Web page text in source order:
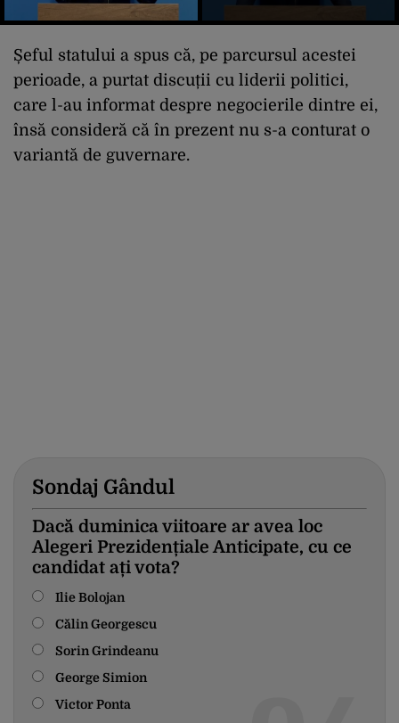
Șeful statului a spus că, pe parcursul acestei
perioade, a purtat discuții cu liderii politici,
care l-au informat despre negocierile dintre ei,
însă consideră că în prezent nu s-a conturat o
variantă de guvernare.
Sondaj Gândul
Dacă duminica viitoare ar avea loc
Alegeri Prezidențiale Anticipate, cu ce
candidat ați vota?
Ilie Bolojan
Călin Georgescu
Sorin Grindeanu
George Simion
Victor Ponta